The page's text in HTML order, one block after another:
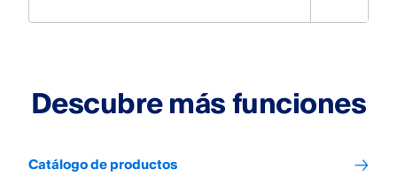
Descubre más funciones
Catálogo de productos